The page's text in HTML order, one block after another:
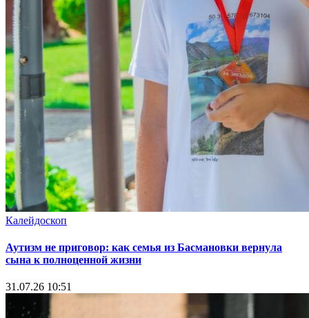
Калейдоскоп
Аутизм не приговор: как семья из Басмановки вернула
сына к полноценной жизни
31.07.26 10:51